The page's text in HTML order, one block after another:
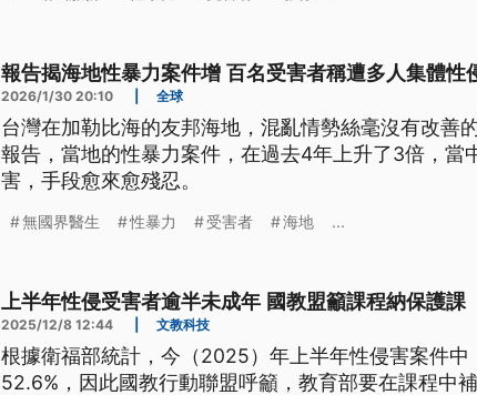
報告揭海地性暴力案件增 百名受害者稱遭多人集體性
2026/1/30 20:10 全球
台灣在加勒比海的友邦海地，混亂情勢絲毫沒有改善
報告，當地的性暴力案件，在過去4年上升了3倍，當
害，手段愈來愈殘忍。
無國界醫生 性暴力 受害者 海地 ...
上半年性侵受害者逾半未成年 國教盟籲課程納保護課
2025/12/8 12:44 文教科技
根據衛福部統計，今（2025）年上半年性侵害案件中
52.6%，因此國教行動聯盟呼籲，教育部要在課程中